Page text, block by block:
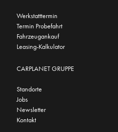
Werkstatttermin
Termin Probefahrt
Fahrzeugankauf
Leasing-Kalkulator
CARPLANET GRUPPE
Standorte
Jobs
Newsletter
Kontakt